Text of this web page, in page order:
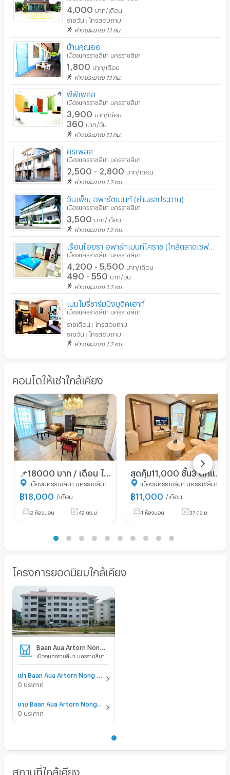
4,000 บาท/เดือน
รายวัน : โทรสอบถาม
ห่างประมาณ 1.1 กม.
บ้านคุณออ
เมืองนครราชสีมา นครราชสีมา
1,800 บาท/เดือน
ห่างประมาณ 1.1 กม.
พีพีเพลส
เมืองนครราชสีมา นครราชสีมา
3,900 บาท/เดือน
360 บาท/วัน
ห่างประมาณ 1.1 กม.
ศิริเพลส
เมืองนครราชสีมา นครราชสีมา
2,500 - 2,800 บาท/เดือน
ห่างประมาณ 1.2 กม.
วันเพ็ญ อพาร์ตเมนท์ (ย่านชลประทาน)
เมืองนครราชสีมา นครราชสีมา
3,500 บาท/เดือน
ห่างประมาณ 1.2 กม.
เมืองนครราชสีมา นครราชสีมา
4,200 - 5,500 บาท/เดือน
490 - 550 บาท/วัน
ห่างประมาณ 1.2 กม.
เมมโมรี่ชาร์มมิ่งบูติคเฮาท์
เมืองนครราชสีมา นครราชสีมา
รายเดือน : โทรสอบถาม
รายวัน : โทรสอบถาม
ห่างประมาณ 1.2 กม.
คอนโดให้เช่าใกล้เคียง
📌18000 บาท / เดือน ได้ 2 ห้องนอนยังลังเลได้ไง💢😍 2bed ตึกใหม่Oxford ราคาดี ชั้น 4 จองด่วนเลยน้าา🎀🚩
เมืองนครราชสีมา นครราชสีมา
฿18,000 /เดือน
2 ห้องนอน 49 ตร.ม.
เมืองนครราชสีมา นครราชสีมา
฿11,000 /เดือน
1 ห้องนอน 37 ตร.ม.
โครงการยอดนิยมใกล้เคียง
เมืองนครราชสีมา นครราชสีมา
0 ประกาศ
ขาย Baan Aua Artorn Nong Ja Bok Nakhon Rachasima
0 ประกาศ
สถานที่ใกล้เคียง